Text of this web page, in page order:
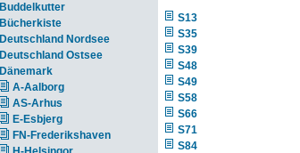
Buddelkutter
Bücherkiste
Deutschland Nordsee
Deutschland Ostsee
Dänemark
A-Aalborg
AS-Arhus
E-Esbjerg
FN-Frederikshaven
S13
S35
S39
S48
S49
S58
S66
S71
S84